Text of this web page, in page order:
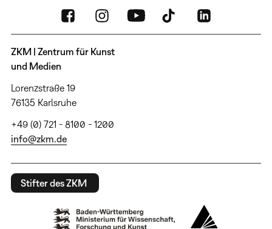
ZKM | Zentrum für Kunst
und Medien
Lorenzstraße 19
76135 Karlsruhe
+49 (0) 721 - 8100 - 1200
info@zkm.de
Stifter des ZKM